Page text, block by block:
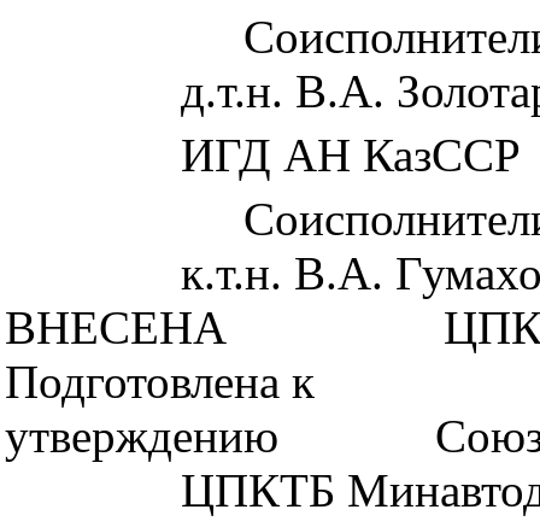
д.т.н. В.А.
ИГД АН КазССР
к.т.н. В.А.
ВНЕСЕНА
Подготовлена к
утверждению
ЦПКТБ